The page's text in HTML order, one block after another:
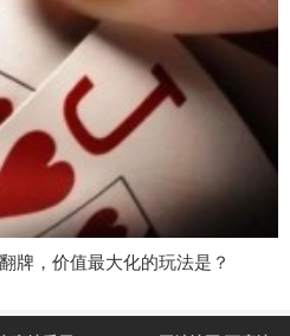
牌，价值最大化的玩法是？